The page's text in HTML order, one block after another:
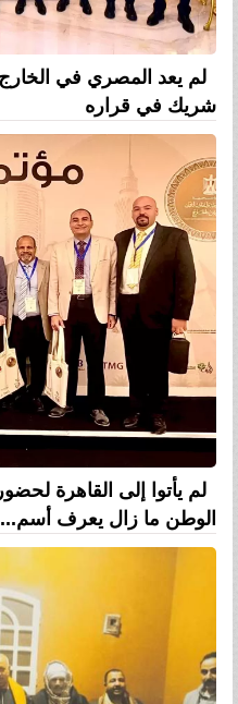
لم يعد المصري في
شريك في قراره
لم يأتوا إلى القاهرة
الوطن ما زال يعرف أسم...